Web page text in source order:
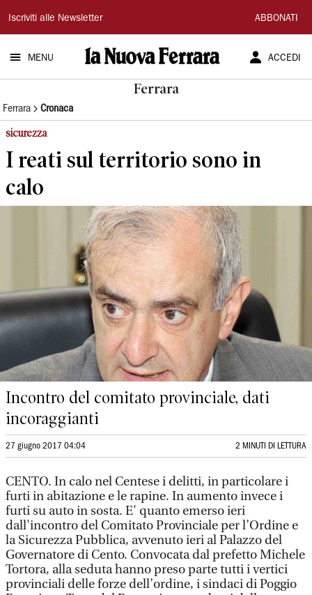
La
Nuova
Ferrara
Iscriviti alle Newsletter ABBONATI
MENU ACCEDI
Ferrara
Ferrara Cronaca
sicurezza
I reati sul territorio sono in
calo
Incontro del comitato provinciale, dati
incoraggianti
27 giugno 2017 04:04 2 MINUTI DI LETTURA
CENTO. In calo nel Centese i delitti, in particolare i
furti in abitazione e le rapine. In aumento invece i
furti su auto in sosta. E' quanto emerso ieri
dall'incontro del Comitato Provinciale per l’Ordine e
la Sicurezza Pubblica, avvenuto ieri al Palazzo del
Governatore di Cento. Convocata dal prefetto Michele
Tortora, alla seduta hanno preso parte tutti i vertici
provinciali delle forze dell’ordine, i sindaci di Poggio